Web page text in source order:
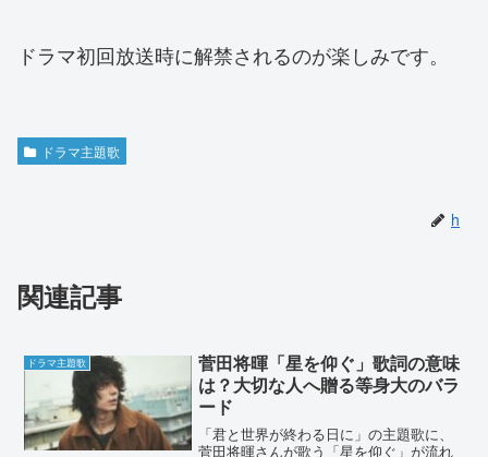
ドラマ初回放送時に解禁されるのが楽しみです。
ドラマ主題歌
h
関連記事
ドラマ主題歌
菅田将暉「星を仰ぐ」歌詞の意味
は？大切な人へ贈る等身大のバラ
ード
「君と世界が終わる日に」の主題歌に、
菅田将暉さんが歌う「星を仰ぐ」が流れ